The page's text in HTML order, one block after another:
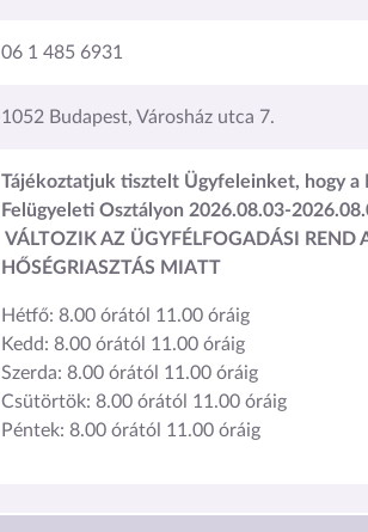
06 1 485 6931
1052 Budapest, Városház utca 7.
Tájékoztatjuk tisztelt Ügyfeleinket, hogy a
Felügyeleti Osztályon 2026.08.03-
VÁLTOZIK AZ ÜGYFÉLFOGADÁSI REND
HŐSÉGRIASZTÁS MIATT
Hétfő: 8.00 órától 11.00 óráig
Kedd: 8.00 órától 11.00 óráig
Szerda: 8.00 órától 11.00 óráig
Csütörtök: 8.00 órától 11.00 óráig
Péntek: 8.00 órától 11.00 óráig